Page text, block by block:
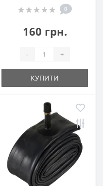
0
160 грн.
- +
КУПИТИ